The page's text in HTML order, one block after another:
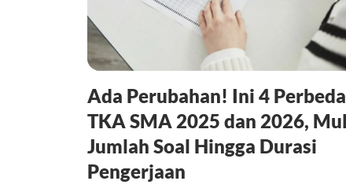
Ada Perubahan! Ini 4
TKA SMA 2025 dan 2026,
Jumlah Soal Hingga Durasi
Pengerjaan